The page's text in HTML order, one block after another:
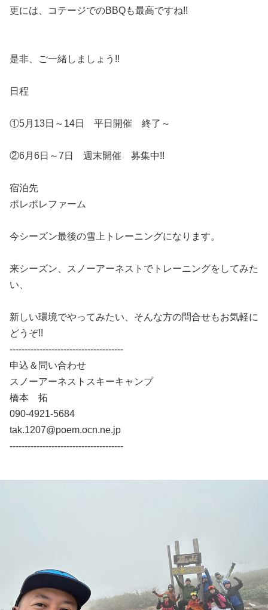
更には、コテージでのBBQも最高ですね!!
是非、ご一緒しましょう!!
日程
①5月13日～14日 平日開催 終了～
②6月6日～7日 週末開催 募集中!!
宿泊先
ポレポレファーム
今シーズン最後の雪上トレーニングになります。
来シーズン、スノーアーネストでトレーニングをしてみた
い、
新しい環境でやってみたい、そんな方の問合せもお気軽に
どうぞ!!
--------------------------------------
申込＆問い合わせ
スノーアーネストスキーキャンプ
橋本 拓
090-4921-5684
tak.1207@poem.ocn.ne.jp
--------------------------------------